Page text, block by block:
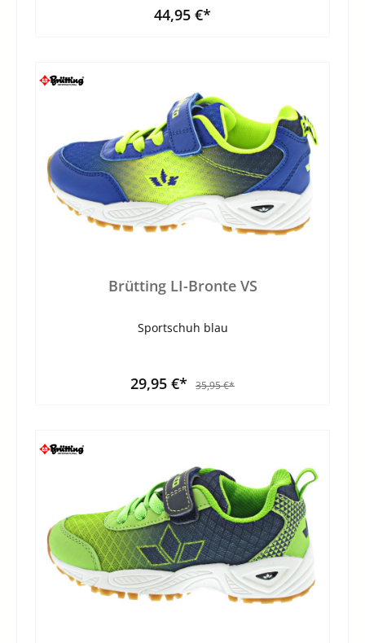
44,95 €*
Brütting LI-Bronte VS
Sportschuh blau
29,95 €* 35,95 €*